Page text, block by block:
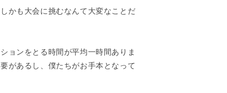
かも大会に挑むなんて大変なことだ
ョンをとる時間が平均一時間ありま
があるし、僕たちがお手本となって